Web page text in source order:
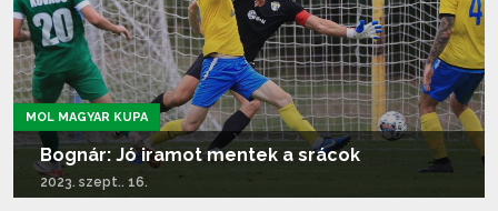
MOL MAGYAR KUPA
Bognár: Jó iramot mentek a srácok
2023. szept.. 16.